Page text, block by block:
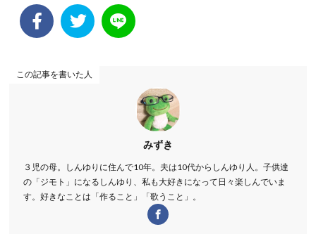
この記事を書いた人
みずき
３児の母。しんゆりに住んで10年。夫は10代からしんゆり人。子供達
の「ジモト」になるしんゆり、私も大好きになって日々楽しんでいま
す。好きなことは「作ること」「歌うこと」。